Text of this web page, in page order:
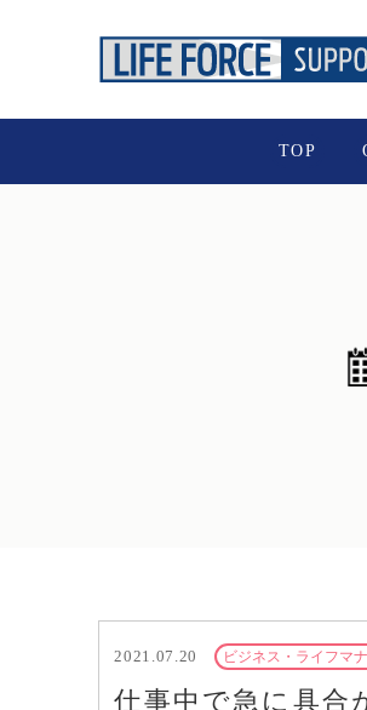
TOP
2021.07.20 ビジネス・ライフマ
仕事中で急に具合